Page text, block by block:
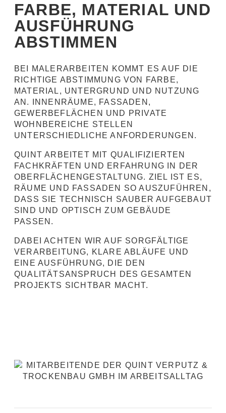
FARBE, MATERIAL UND
AUSFÜHRUNG
ABSTIMMEN
BEI MALERARBEITEN KOMMT ES AUF DIE
RICHTIGE ABSTIMMUNG VON FARBE,
MATERIAL, UNTERGRUND UND NUTZUNG
AN. INNENRÄUME, FASSADEN,
GEWERBEFLÄCHEN UND PRIVATE
WOHNBEREICHE STELLEN
UNTERSCHIEDLICHE ANFORDERUNGEN.
QUINT ARBEITET MIT QUALIFIZIERTEN
FACHKRÄFTEN UND ERFAHRUNG IN DER
OBERFLÄCHENGESTALTUNG. ZIEL IST ES,
RÄUME UND FASSADEN SO AUSZUFÜHREN,
DASS SIE TECHNISCH SAUBER AUFGEBAUT
SIND UND OPTISCH ZUM GEBÄUDE
PASSEN.
DABEI ACHTEN WIR AUF SORGFÄLTIGE
VERARBEITUNG, KLARE ABLÄUFE UND
EINE AUSFÜHRUNG, DIE DEN
QUALITÄTSANSPRUCH DES GESAMTEN
PROJEKTS SICHTBAR MACHT.